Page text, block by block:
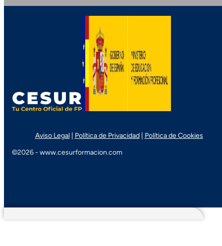
Aviso Legal| Política de Privacidad| Política de Cookies
©2026 - www.cesurformacion.com